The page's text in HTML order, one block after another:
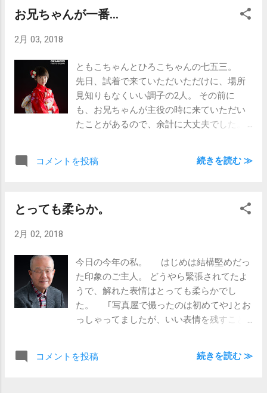
も終わって、いよいよ卒園が見えてきまし
た。 先日は小学校の入学説明会がありま
ね？ 楽しみですなぁ。 ちなみに、初
っ端の年長組の太鼓の発表。 うちの子は2
列目でしたが、前の子とだだ被りで撮れな
かった。 そういう｢持ってなさ｣は私の責
任かな…
お兄ちゃんが一番…
2月 03, 2018
ともこちゃんとひろこちゃんの七五三。
先日、試着で来ていただいただけに、場所
見知りもなくいい調子の2人。 その前に
も、お兄ちゃんが主役の時に来ていただい
たことがあるので、余計に大丈夫でした。
もこちゃんが折れて、お母さん希望の赤い
は、ずっとマイペースで遊んでて、撮影も
ってたようなので、7歳も楽しみなんじゃな
いでしょうか。 それにしても、妹2人
を見守るお兄ちゃんが優しかったなぁ。 写
真に写らない所で一番頑張ったのはお兄ち
ゃんかも？
コメントを投稿 続きを読む ≫
とっても柔らか。
2月 02, 2018
今日の今年の私。 はじめは結構堅めだっ
た印象のご主人。 どうやら緊張されてたよ
うで、解れた表情はとっても柔らかでし
た。 ｢写真屋で撮ったのは初めてや｣とお
っしゃってましたが、いい表情を残すこと
らとのこと。 どうやら決定権は奥様にある
コメントを投稿 続きを読む ≫